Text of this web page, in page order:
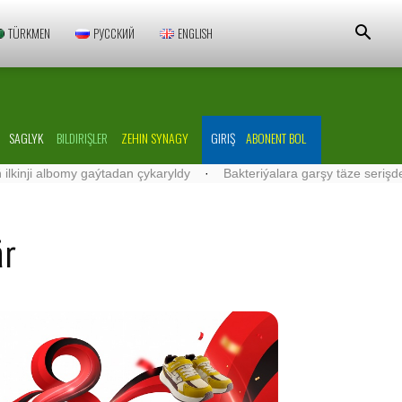
TÜRKMEN РУССКИЙ ENGLISH
SAGLYK BILDIRIŞLER ZEHIN SYNAGY GIRIŞ ABONENT BOL
çykaryldy · Bakteriýalara garşy täze serişdeler işlenip